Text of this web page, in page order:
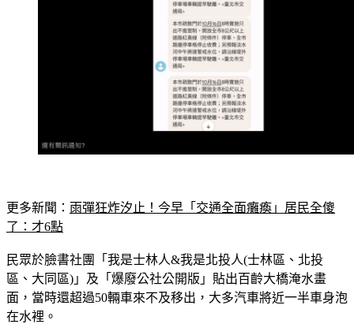
更多新聞： 雨彈狂炸汐止！今早「交通全面癱瘓」居民全傻
了：才6點
民眾於臉書社團「我是士林人&我是北投人(士林區、北投
區、大同區)」及「爆廢公社公開版」貼出百齡大橋淹水畫
面，當時還超過50輛車來不及移出，大多汽車將近一半車身泡
在水裡。